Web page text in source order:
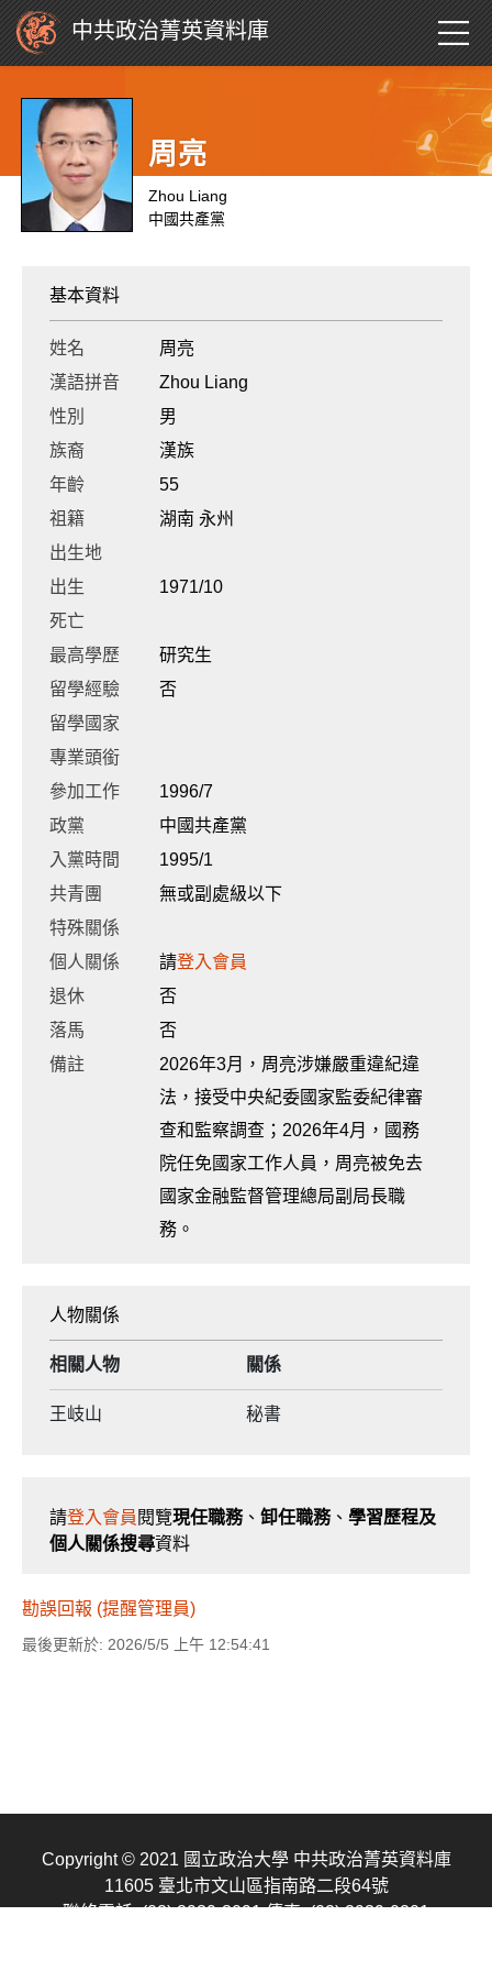
中共政治菁英資料庫
周亮
Zhou Liang
中國共產黨
基本資料
姓名
周亮
漢語拼音
Zhou Liang
性別
男
族裔
漢族
年齡
55
祖籍
湖南 永州
出生地
出生
1971/10
死亡
最高學歷
研究生
留學經驗
否
留學國家
專業頭銜
參加工作
1996/7
政黨
中國共產黨
入黨時間
1995/1
共青團
無或副處級以下
特殊關係
個人關係
請登入會員
退休
否
落馬
否
備註
2026年3月，周亮涉嫌嚴重違紀違
法，接受中央紀委國家監委紀律審
查和監察調查；2026年4月，國務
院任免國家工作人員，周亮被免去
國家金融監督管理總局副局長職
務。
人物關係
相關人物 關係
王岐山 秘書
請登入會員 閱覽現任職務、 卸任職務、 學習歷程及
個人關係搜尋資料
勘誤回報 (提醒管理員)
最後更新於: 2026/5/5 上午 12:54:41
Copyright © 2021 國立政治大學 中共政治菁英資料庫
11605 臺北市文山區指南路二段64號
聯絡電話: (02) 2939-3091 傳真: (02) 2939-0201